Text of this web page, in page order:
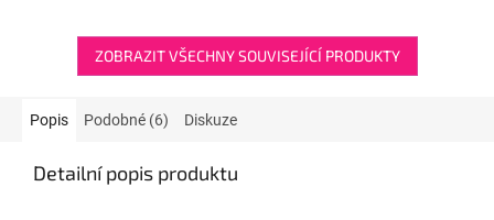
ZOBRAZIT VŠECHNY SOUVISEJÍCÍ PRODUKTY
Popis Podobné (6) Diskuze
Detailní popis produktu